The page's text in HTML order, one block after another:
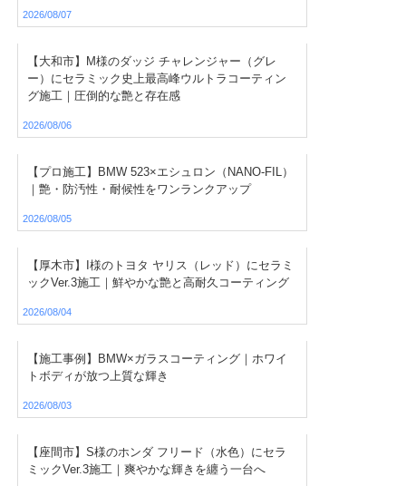
2026/08/07
【大和市】M様のダッジ チャレンジャー（グレ
ー）にセラミック史上最高峰ウルトラコーティン
グ施工｜圧倒的な艶と存在感
2026/08/06
【プロ施工】BMW 523×エシュロン（NANO-FIL）
｜艶・防汚性・耐候性をワンランクアップ
2026/08/05
【厚木市】I様のトヨタ ヤリス（レッド）にセラミ
ックVer.3施工｜鮮やかな艶と高耐久コーティング
2026/08/04
【施工事例】BMW×ガラスコーティング｜ホワイ
トボディが放つ上質な輝き
2026/08/03
【座間市】S様のホンダ フリード（水色）にセラ
ミックVer.3施工｜爽やかな輝きを纏う一台へ